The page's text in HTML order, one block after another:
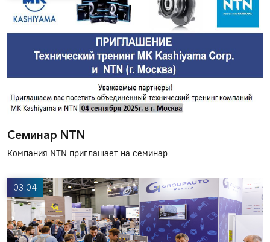
Семинар NTN
Компания NTN приглашает на семинар
03.04